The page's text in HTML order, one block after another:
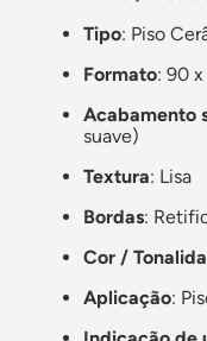
Tipo: Piso
Formato: 90
Acabamento
suave)
Textura: Lisa
Bordas:
Cor /
Aplicação: